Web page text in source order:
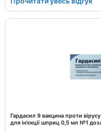
Гардасил 9 вакцина проти
для ін'єкції шприц 0,5 мл №1